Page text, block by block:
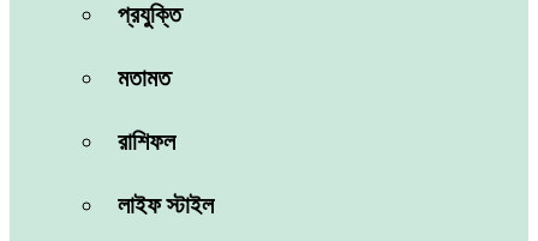
প্রযুক্তি
মতামত
রাশিফল
লাইফ স্টাইল